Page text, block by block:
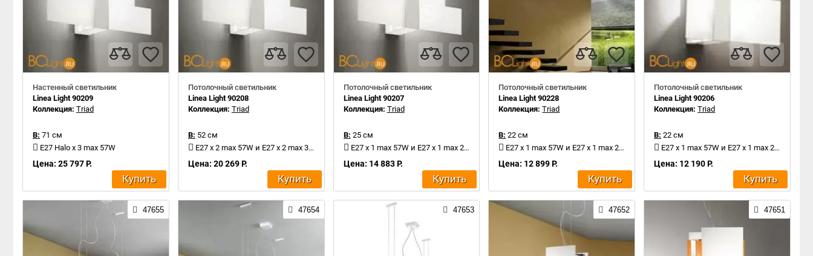
Настенный светильник
Linea Light 90209
Коллекция: Triad
В: 71 см
E27 Halo x 3 max 57W
Цена: 25 797 Р.
Купить
Потолочный светильник
Linea Light 90208
Коллекция: Triad
В: 52 см
E27 x 2 max 57W и E27 x 2 max 30W
Цена: 20 269 Р.
Купить
Потолочный светильник
Linea Light 90207
Коллекция: Triad
В: 25 см
E27 x 1 max 57W и E27 x 1 max 20W
Цена: 14 883 Р.
Купить
Потолочный светильник
Linea Light 90228
Коллекция:Triad
В: 22 см
E27 x 1 max 57W и E27 x 1 max 20W
Цена: 12 899 Р.
Купить
Потолочный светильник
Linea Light 90206
Коллекция:Triad
В: 22 см
E27 x 1 max 57W и E27 x 1 max 20W
Цена: 12 190 Р.
Купить
47655 47654 47653 47652 47651